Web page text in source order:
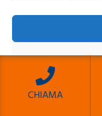
© 2026 Clima
Privacy
CHIAMA